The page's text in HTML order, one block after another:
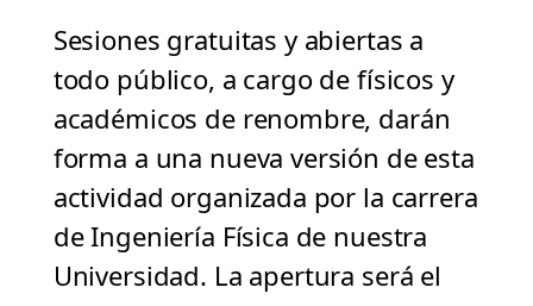
Sesiones gratuitas y abiertas a
todo público, a cargo de físicos y
académicos de renombre, darán
forma a una nueva versión de esta
actividad organizada por la carrera
de Ingeniería Física de nuestra
Universidad. La apertura será el